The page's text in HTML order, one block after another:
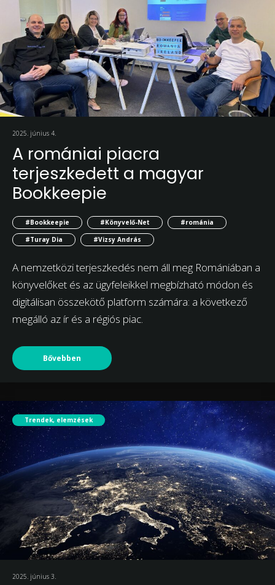
2025. június 4.
A romániai piacra
terjeszkedett a magyar
Bookkeepie
#Bookkeepie #Könyvelő-Net
#románia
#Turay Dia
#Vizsy András
A nemzetközi terjeszkedés nem áll meg Romániában a
könyvelőket és az ügyfeleikkel megbízható módon és
digitálisan összekötő platform számára: a következő
megálló az ír és a régiós piac.
Bővebben
Trendek, elemzések
2025. június 3.